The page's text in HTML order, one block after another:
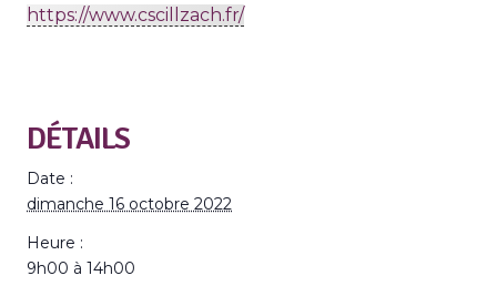
https://www.cscillzach.fr/
DÉTAILS
Date :
dimanche 16 octobre 2022
Heure :
9h00 à 14h00